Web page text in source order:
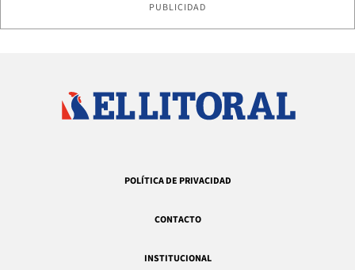
PUBLICIDAD
POLÍTICA DE PRIVACIDAD
CONTACTO
INSTITUCIONAL